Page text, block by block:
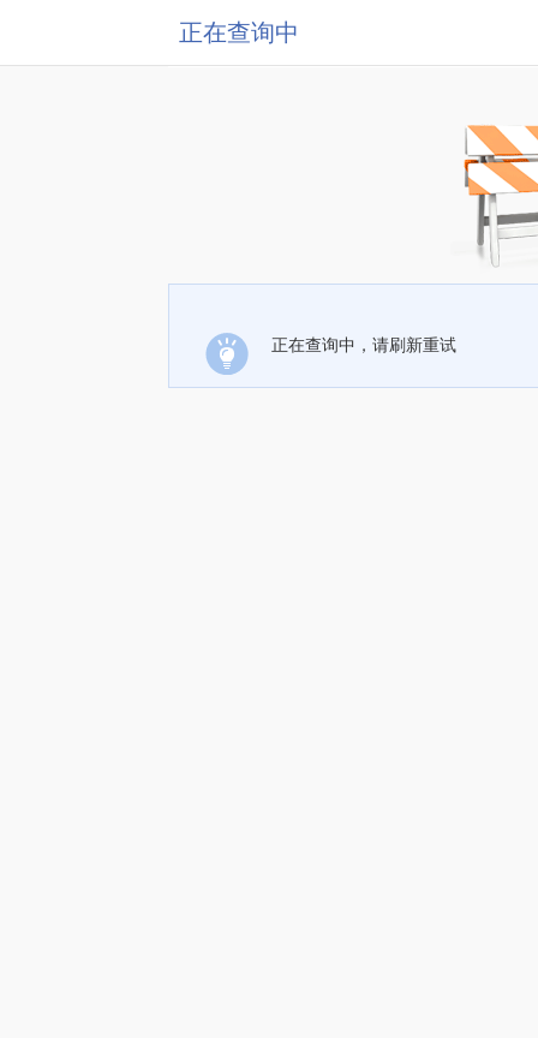
正在查询中
正在查询中，请刷新重试